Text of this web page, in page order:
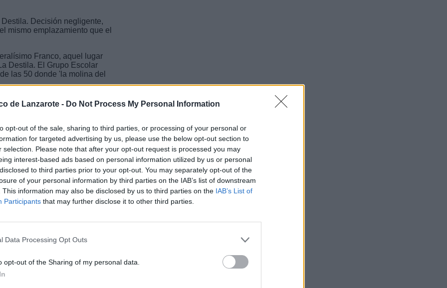
de Lanzarote - Do Not Process My Personal Information
opt-out of the sale, sharing to third parties, or processing of your personal or
for targeted advertising by us, please use the below opt-out section to
selection. Please note that after your opt-out request is processed you may
interest-based ads based on personal information utilized by us or personal
to third parties prior to your opt-out. You may separately opt-out of the
of your personal information by third parties on the IAB’s list of downstream
This information may also be disclosed by us to third parties on the IAB’s List of
Participants that may further disclose it to other third parties.
Data Processing Opt Outs
opt-out of the Sharing of my personal data.
Decisión negligente,
mismo emplazamiento que el
Franco, aquel lugar
Destila. El Grupo Escolar
las 50 donde 'la molina del
del demolido, lo suyo era
urbano. En un lugar de fácil
no se planearon para ello. En
abiertos. Por ejemplo, en los
Infantil Municipal. Pero
de Arrecife y Educación
dejan intimidar por un grupo de
que quieren un colegio
D'ors y La Inés sobre las
Caos de tráfico injustificado.
Valterra. Ha faltado liderazgo.
consistía el ARU que se ha
consiste en la demolición y
simplemente quedo escrito
en medio de la
de Arrecife (lo
los que cobran buenos